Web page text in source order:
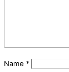
Name *